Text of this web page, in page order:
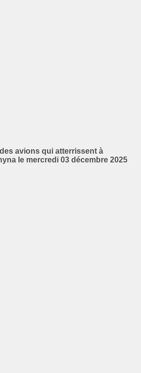
avions qui atterrissent à
le mercredi 03 décembre 2025